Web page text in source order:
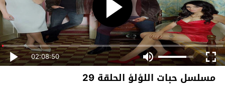
02:08:50
مسلسل حبات اللؤلؤ الحلقة 29